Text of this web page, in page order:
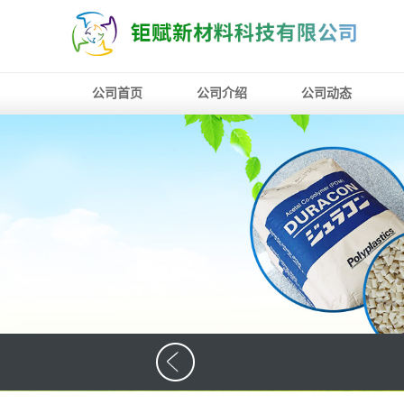
公司首页 公司介绍 公司动态